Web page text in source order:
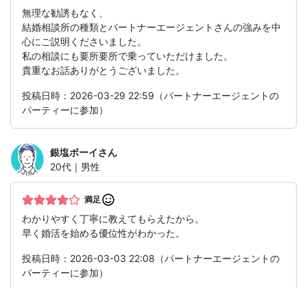
無理な勧誘もなく、
結婚相談所の種類とパートナーエージェントさんの強みを中
心にご説明くださいました。
私の相談にも要所要所で乗っていただけました。
貴重なお話ありがとうございました。
投稿日時：2026-03-29 22:59（パートナーエージェントの
パーティーに参加）
銀塩ボーイさん
20代｜男性
満足
わかりやすく丁寧に教えてもらえたから。
早く婚活を始める優位性がわかった。
投稿日時：2026-03-03 22:08（パートナーエージェントの
パーティーに参加）